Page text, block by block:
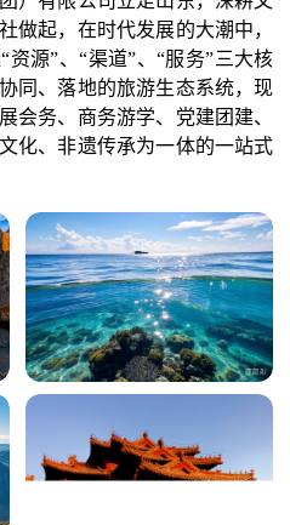
做起，在时代发展的大潮中，
源”、“渠道”、“服务”三大核
同、落地的旅游生态系统，现
会务、商务游学、党建团建、
化、非遗传承为一体的一站式